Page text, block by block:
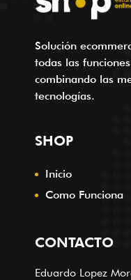
Solución
todas las
combinando las
tecnologías.
SHOP
Inicio
Como Funciona
CONTACTO
Eduardo Lopez